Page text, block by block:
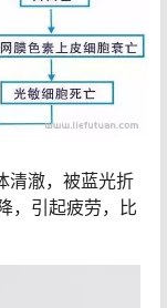
清澈，被蓝光折
，引起疲劳，比